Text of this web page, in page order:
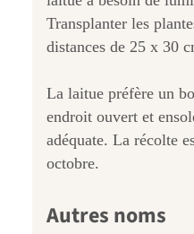
Transplanter les
distances de 25 x 30
La laitue préfère un
endroit ouvert et
adéquate. La récolte
octobre.
Autres noms